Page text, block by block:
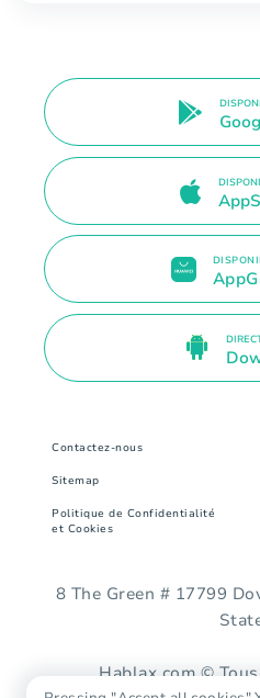
Contactez-nous
Sitemap
Politique de Confidentialité
et Cookies
8 The Green # 17799
Hablax.com ©